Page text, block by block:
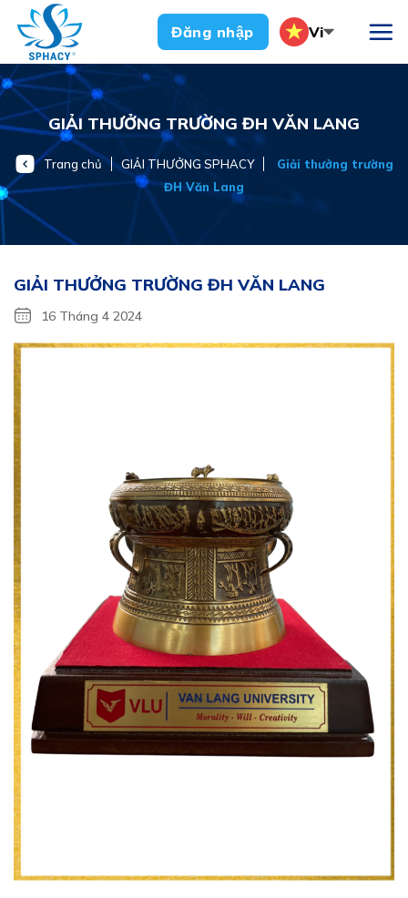
Chuyển
đến
dung
Đăng nhập Vi
GIẢI THƯỞNG TRƯỜNG ĐH VĂN LANG
Trang chủ GIẢI THƯỞNG SPHACY
Giải thưởng trường
ĐH Văn Lang
GIẢI THƯỞNG TRƯỜNG ĐH VĂN LANG
16 Tháng 4 2024